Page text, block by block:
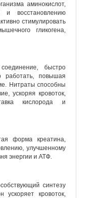
аминокислот,
и восстановлению
стимулировать
гликогена,
быстро
работать, повышая
Нитраты способны
ускоряя кровоток,
кислорода и
форма креатина,
улучшенному
энергии и АТФ.
синтезу
кровоток,